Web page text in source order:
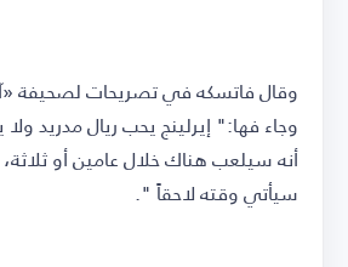
وقال فاتسكه في تصريحات لصحيفة
وجاء فها:" إيرلينج يحب ريال مدريد
أنه سيلعب هناك خلال عامين أو
سيأتي وقته لاحقاً ".